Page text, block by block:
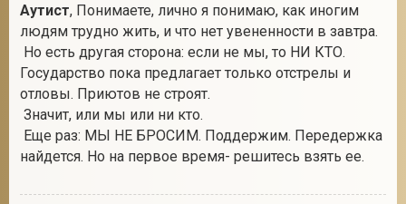
Аутист, Понимаете, лично я понимаю, как иногим
людям трудно жить, и что нет увененности в завтра.
Но есть другая сторона: если не мы, то НИ КТО.
Государство пока предлагает только отстрелы и
отловы. Приютов не строят.
Значит, или мы или ни кто.
Еще раз: МЫ НЕ БРОСИМ. Поддержим. Передержка
найдется. Но на первое время- решитесь взять ее.